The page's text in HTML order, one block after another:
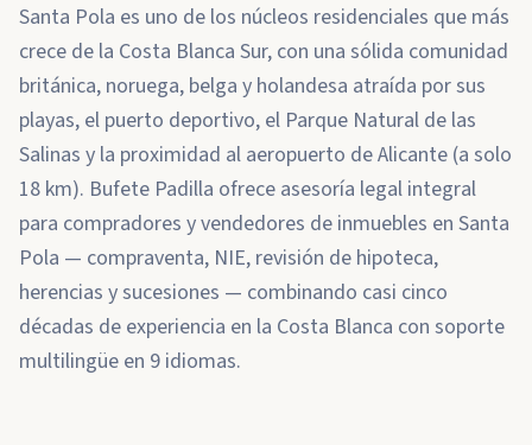
Santa Pola es uno de los núcleos residenciales que más
crece de la Costa Blanca Sur, con una sólida comunidad
británica, noruega, belga y holandesa atraída por sus
playas, el puerto deportivo, el Parque Natural de las
Salinas y la proximidad al aeropuerto de Alicante (a solo
18 km). Bufete Padilla ofrece asesoría legal integral
para compradores y vendedores de inmuebles en Santa
Pola — compraventa, NIE, revisión de hipoteca,
herencias y sucesiones — combinando casi cinco
décadas de experiencia en la Costa Blanca con soporte
multilingüe en 9 idiomas.